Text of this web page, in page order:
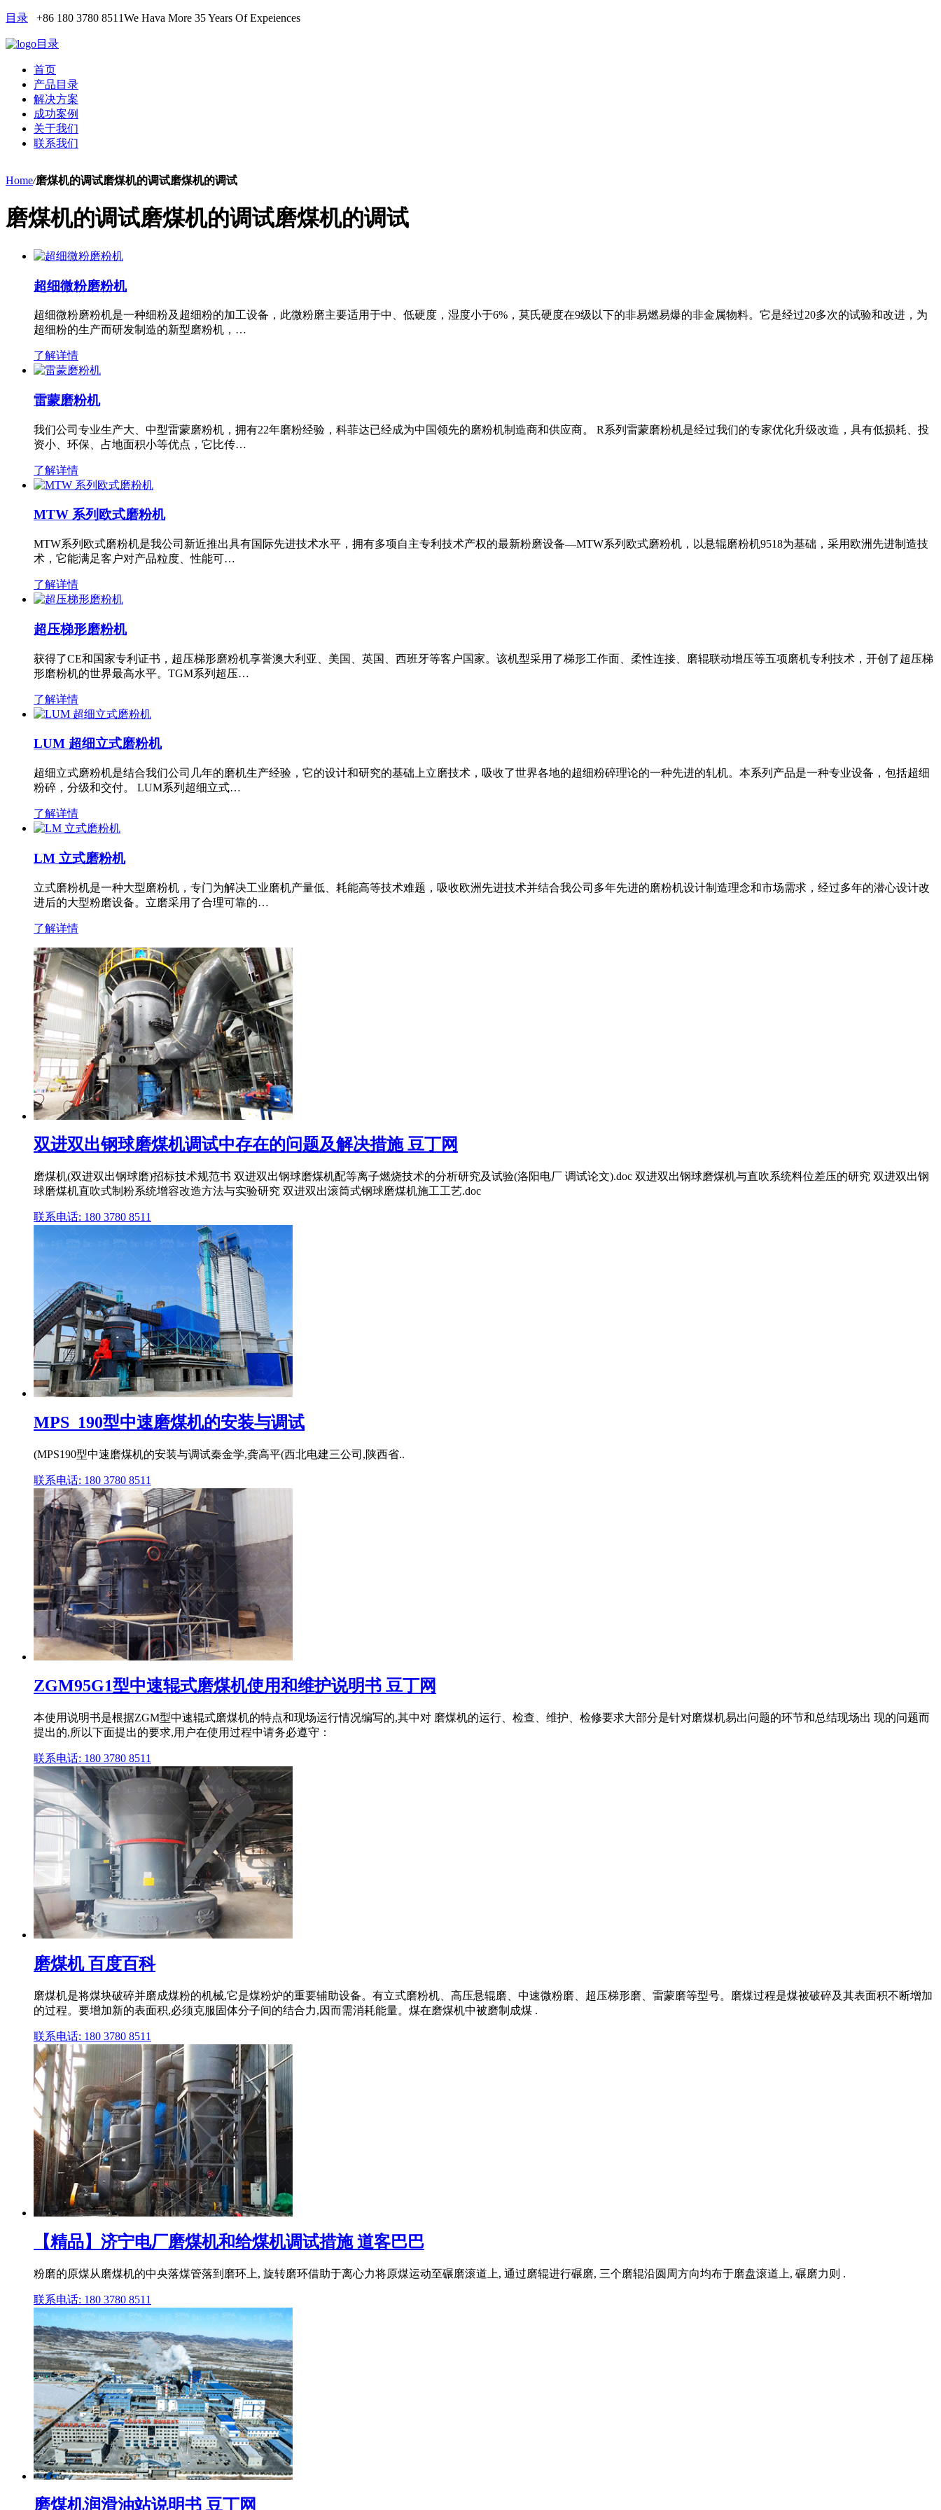
目录 +86 180 3780 8511We Hava More 35 Years Of Expeiences
目录
首页
产品目录
解决方案
成功案例
关于我们
联系我们
Home/磨煤机的调试磨煤机的调试磨煤机的调试
磨煤机的调试磨煤机的调试磨煤机的调试
超细微粉磨粉机
超细微粉磨粉机是一种细粉及超细粉的加工设备，此微粉磨主要适用于中、低硬度，湿度小于6%，莫氏硬度在9级以下的非易燃易爆的非金属物料。它是经过20多次的试验和改进，为
超细粉的生产而研发制造的新型磨粉机，…
了解详情
雷蒙磨粉机
我们公司专业生产大、中型雷蒙磨粉机，拥有22年磨粉经验，科菲达已经成为中国领先的磨粉机制造商和供应商。 R系列雷蒙磨粉机是经过我们的专家优化升级改造，具有低损耗、投
资小、环保、占地面积小等优点，它比传…
了解详情
MTW 系列欧式磨粉机
MTW系列欧式磨粉机是我公司新近推出具有国际先进技术水平，拥有多项自主专利技术产权的最新粉磨设备—MTW系列欧式磨粉机，以悬辊磨粉机9518为基础，采用欧洲先进制造技
术，它能满足客户对产品粒度、性能可…
了解详情
超压梯形磨粉机
获得了CE和国家专利证书，超压梯形磨粉机享誉澳大利亚、美国、英国、西班牙等客户国家。该机型采用了梯形工作面、柔性连接、磨辊联动增压等五项磨机专利技术，开创了超压梯
形磨粉机的世界最高水平。TGM系列超压…
了解详情
LUM 超细立式磨粉机
超细立式磨粉机是结合我们公司几年的磨机生产经验，它的设计和研究的基础上立磨技术，吸收了世界各地的超细粉碎理论的一种先进的轧机。本系列产品是一种专业设备，包括超细
粉碎，分级和交付。 LUM系列超细立式…
了解详情
LM 立式磨粉机
立式磨粉机是一种大型磨粉机，专门为解决工业磨机产量低、耗能高等技术难题，吸收欧洲先进技术并结合我公司多年先进的磨粉机设计制造理念和市场需求，经过多年的潜心设计改
进后的大型粉磨设备。立磨采用了合理可靠的…
了解详情
双进双出钢球磨煤机调试中存在的问题及解决措施 豆丁网
磨煤机(双进双出钢球磨)招标技术规范书 双进双出钢球磨煤机配等离子燃烧技术的分析研究及试验(洛阳电厂 调试论文).doc 双进双出钢球磨煤机与直吹系统料位差压的研究 双进双出钢
球磨煤机直吹式制粉系统增容改造方法与实验研究 双进双出滚筒式钢球磨煤机施工工艺.doc
联系电话: 180 3780 8511
MPS_190型中速磨煤机的安装与调试
(MPS190型中速磨煤机的安装与调试秦金学,龚高平(西北电建三公司,陕西省..
联系电话: 180 3780 8511
ZGM95G1型中速辊式磨煤机使用和维护说明书 豆丁网
本使用说明书是根据ZGM型中速辊式磨煤机的特点和现场运行情况编写的,其中对 磨煤机的运行、检查、维护、检修要求大部分是针对磨煤机易出问题的环节和总结现场出 现的问题而
提出的,所以下面提出的要求,用户在使用过程中请务必遵守：
联系电话: 180 3780 8511
磨煤机 百度百科
磨煤机是将煤块破碎并磨成煤粉的机械,它是煤粉炉的重要辅助设备。有立式磨粉机、高压悬辊磨、中速微粉磨、超压梯形磨、雷蒙磨等型号。磨煤过程是煤被破碎及其表面积不断增加
的过程。要增加新的表面积,必须克服固体分子间的结合力,因而需消耗能量。煤在磨煤机中被磨制成煤 .
联系电话: 180 3780 8511
【精品】济宁电厂磨煤机和给煤机调试措施 道客巴巴
粉磨的原煤从磨煤机的中央落煤管落到磨环上, 旋转磨环借助于离心力将原煤运动至碾磨滚道上, 通过磨辊进行碾磨, 三个磨辊沿圆周方向均布于磨盘滚道上, 碾磨力则 .
联系电话: 180 3780 8511
磨煤机润滑油站说明书 豆丁网